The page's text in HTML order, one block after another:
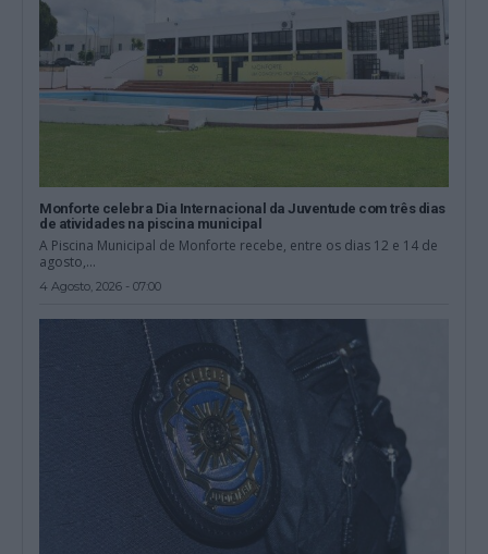
Monforte celebra Dia Internacional da Juventude com três dias
de atividades na piscina municipal
A Piscina Municipal de Monforte recebe, entre os dias 12 e 14 de
agosto,...
4 Agosto, 2026 - 07:00